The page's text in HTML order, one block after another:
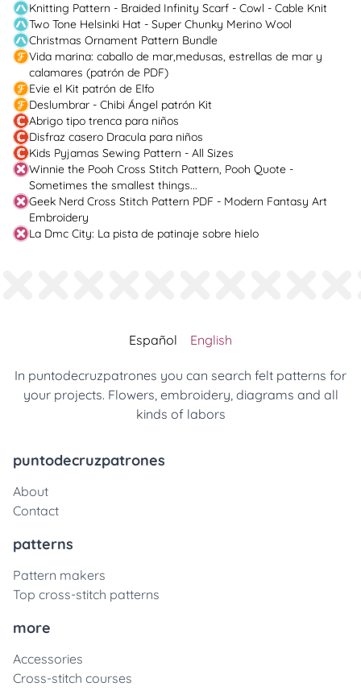
Knitting Pattern - Braided Infinity Scarf - Cowl - Cable Knit
Two Tone Helsinki Hat - Super Chunky Merino Wool
Christmas Ornament Pattern Bundle
Vida marina: caballo de mar,medusas, estrellas de mar y
calamares (patrón de PDF)
Evie el Kit patrón de Elfo
Deslumbrar - Chibi Ángel patrón Kit
Abrigo tipo trenca para niños
Disfraz casero Dracula para niños
Kids Pyjamas Sewing Pattern - All Sizes
Winnie the Pooh Cross Stitch Pattern, Pooh Quote -
Sometimes the smallest things...
Geek Nerd Cross Stitch Pattern PDF - Modern Fantasy Art
Embroidery
La Dmc City: La pista de patinaje sobre hielo
Español English
In puntodecruzpatrones you can search felt patterns for
your projects. Flowers, embroidery, diagrams and all
kinds of labors
puntodecruzpatrones
About
Contact
patterns
Pattern makers
Top cross-stitch patterns
more
Accessories
Cross-stitch courses